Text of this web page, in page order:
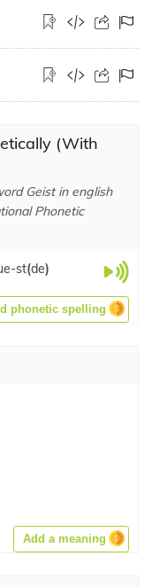
(With
Geist in english
Phonetic
st(de)
phonetic spelling
Add a meaning